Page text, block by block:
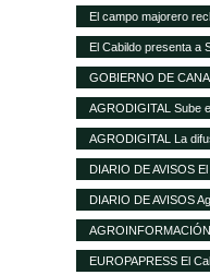
de Canarias visita La
El campo majorero
El Cabildo presenta a
cochino negro
GOBIERNO DE
medidas que
ganadería
AGRODIGITAL Sube
de las buenas
AGRODIGITAL La
complejo respiratorio
DIARIO DE AVISOS
cuando creció el 8%
DIARIO DE AVISOS
los de fuera
el pollo un 20% más
EUROPAPRESS El